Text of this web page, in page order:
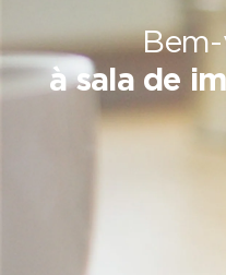
à sala de